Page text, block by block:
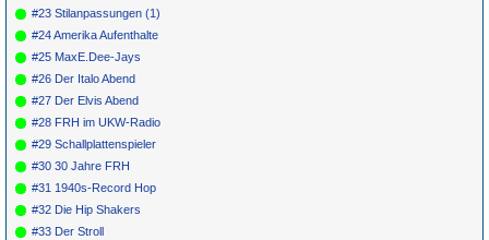
#23 Stilanpassungen (1)
#24 Amerika Aufenthalte
#25 MaxE.Dee-Jays
#26 Der Italo Abend
#27 Der Elvis Abend
#28 FRH im UKW-Radio
#29 Schallplattenspieler
#30 30 Jahre FRH
#31 1940s-Record Hop
#32 Die Hip Shakers
#33 Der Stroll